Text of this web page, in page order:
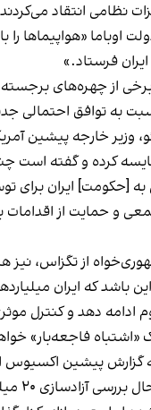
نظامی انتقاد
فرستاد.»
از چهره‌های
به توافق احتمالی
وزیر خارجه پیشین
کرده و گفته است
[حکومت] ایران برای
و حمایت از اقدامات
از تگزاس،
باشد که ایران
ادامه دهد و کنترل
«اشتباه فاجعه‌بار»
پیشین اکسیوس
بررسی